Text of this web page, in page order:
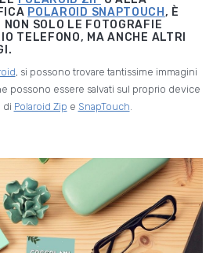
POLAROID SNAPTOUCH, È
SOLO LE FOTOGRAFIE
TELEFONO, MA ANCHE ALTRI
, si possono trovare tantissime immagini
possono essere salvati sul proprio device
di Polaroid Zip e SnapTouch.